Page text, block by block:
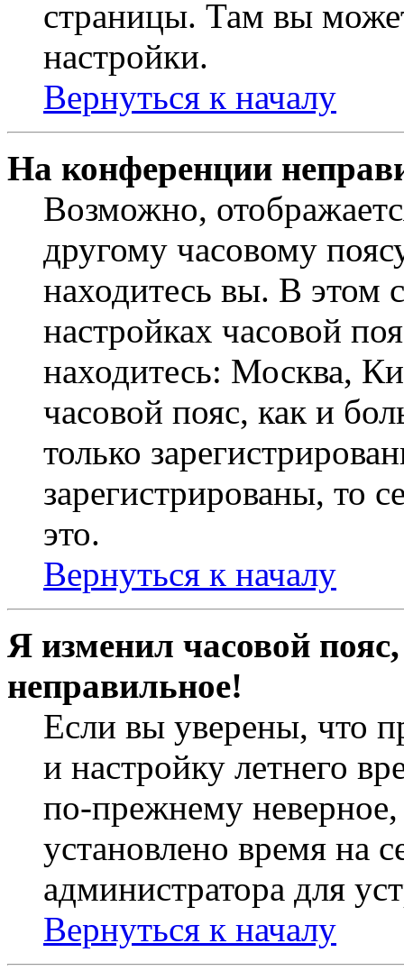
страницы. Там вы
настройки.
Вернуться к началу
На конференции
Возможно,
другому часовому
находитесь вы. В этом
настройках часовой
находитесь: Москва,
часовой пояс, как и
только
зарегистрированы, то
это.
Вернуться к началу
Я изменил часовой
неправильное!
Если вы уверены, что
и настройку летнего
по-прежнему неверное,
установлено время на
администратора для
Вернуться к началу